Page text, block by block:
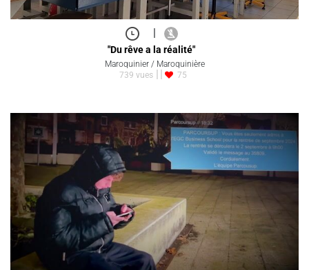
|
"Du rêve a la réalité"
Maroquinier / Maroquinière
739 vues
75